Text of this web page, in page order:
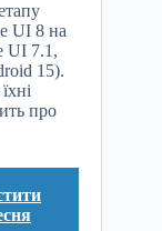
UI 8 на
UI 7.1,
15).
про